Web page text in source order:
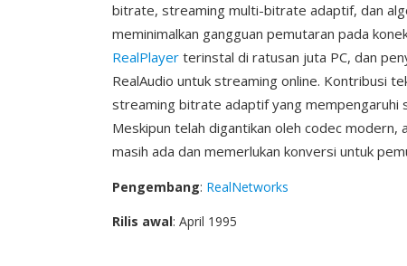
bitrate, streaming multi-bitrate adaptif, dan
meminimalkan gangguan pemutaran pada
RealPlayer terinstal di ratusan juta PC, dan
RealAudio untuk streaming online. Kontribusi
streaming bitrate adaptif yang mempengaruhi
Meskipun telah digantikan oleh codec
masih ada dan memerlukan konversi untuk
Pengembang: RealNetworks
Rilis awal: April 1995